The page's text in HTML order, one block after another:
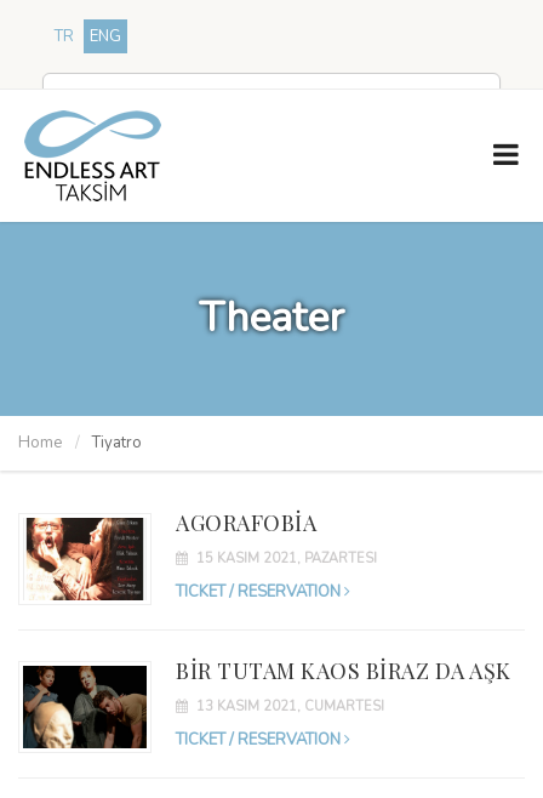
TR ENG
Theater
Home Tiyatro
AGORAFOBİA
15 KASIM 2021, PAZARTESI
TICKET / RESERVATION
BİR TUTAM KAOS BİRAZ DA AŞK
13 KASIM 2021, CUMARTESI
TICKET / RESERVATION